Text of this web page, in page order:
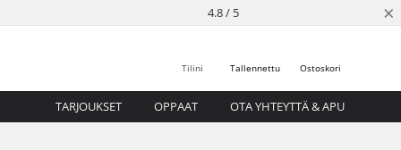
4.8 / 5 ×
Ostoskori
Tallennettu
Tilini
TARJOUKSET OPPAAT OTA YHTEYTTÄ & APU